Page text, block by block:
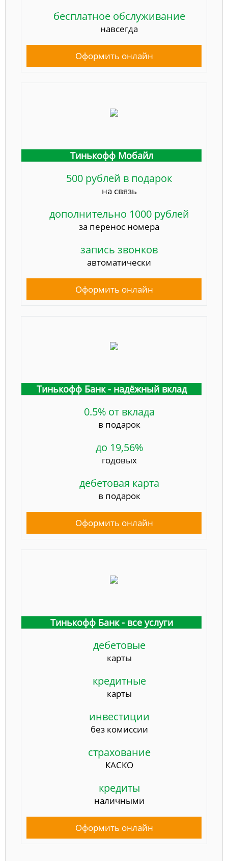
бесплатное обслуживание
навсегда
Оформить онлайн
Тинькофф Мобайл
500 рублей в подарок
на связь
дополнительно 1000 рублей
за перенос номера
запись звонков
автоматически
Оформить онлайн
Тинькофф Банк - надёжный вклад
0.5% от вклада
в подарок
до 19,56%
годовых
дебетовая карта
в подарок
Оформить онлайн
Тинькофф Банк - все услуги
дебетовые
карты
кредитные
карты
инвестиции
без комиссии
страхование
КАСКО
кредиты
наличными
Оформить онлайн